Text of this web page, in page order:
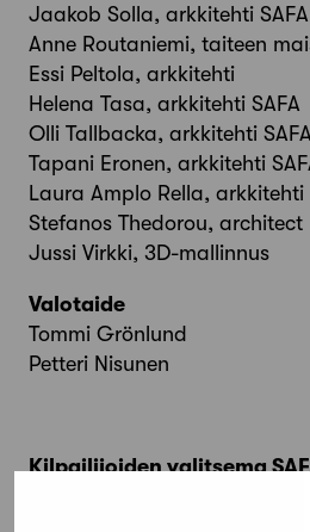
Jaakob Solla, arkkitehti SAFA
Anne Routaniemi, taiteen
Essi Peltola, arkkitehti
Helena Tasa, arkkitehti SAFA
Olli Tallbacka, arkkitehti SAFA
Tapani Eronen, arkkitehti
Laura Amplo Rella, arkkitehti
Stefanos Thedorou, architect
Jussi Virkki, 3D-mallinnus
Valotaide
Tommi Grönlund
Petteri Nisunen
Kilpailijoiden valitsema